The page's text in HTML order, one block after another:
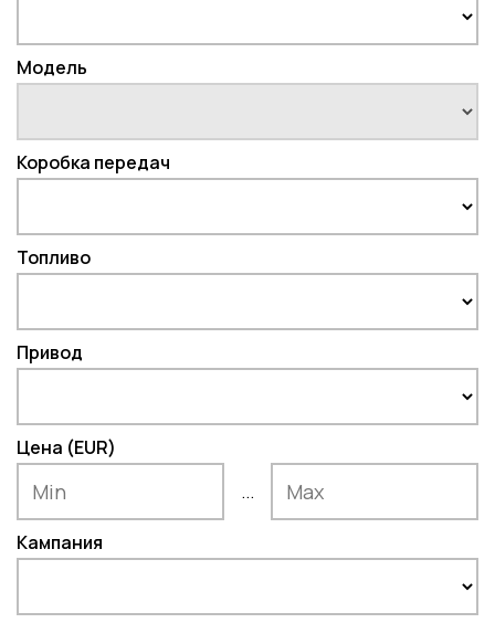
Модель
Коробка передач
Топливо
Привод
Цена (EUR)
...
Кампания